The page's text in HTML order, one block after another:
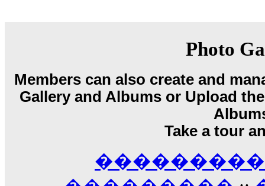
Echo, ���� �� ������� ��
�������������� ��������!
������ �� �����.. "������" ���
15:33
echo :��������� ����, ���������
����� ��������� ��
������! ��� ������ �� �����...
Photo
Members can also create and
Gallery and Albums or Upload
Take a tour
���������